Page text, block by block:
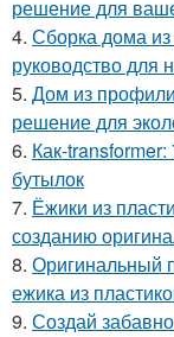
решение для
4. Сборка дома
руководство для
5. Дом из
решение для
6. Как-
бутылок
7. Ёжики из
созданию
8. Оригинальный
ежика из
9. Создай